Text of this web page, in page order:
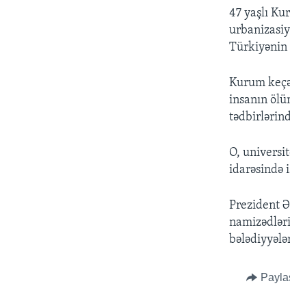
47 yaşlı
Türkiyənin
Kurum
insanın
O,
idarəsində
Prezident